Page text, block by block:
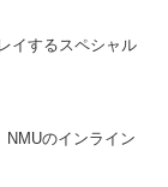
イするスペシャル
NMUのインライン